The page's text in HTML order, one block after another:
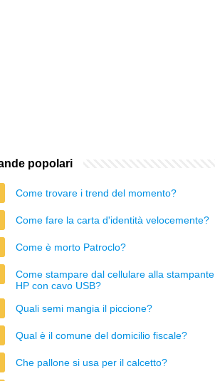
popolari
Come trovare i trend del momento?
Come fare la carta d'identità velocemente?
Come è morto Patroclo?
Come stampare dal cellulare alla stampante
HP con cavo USB?
Quali semi mangia il piccione?
Qual è il comune del domicilio fiscale?
Che pallone si usa per il calcetto?